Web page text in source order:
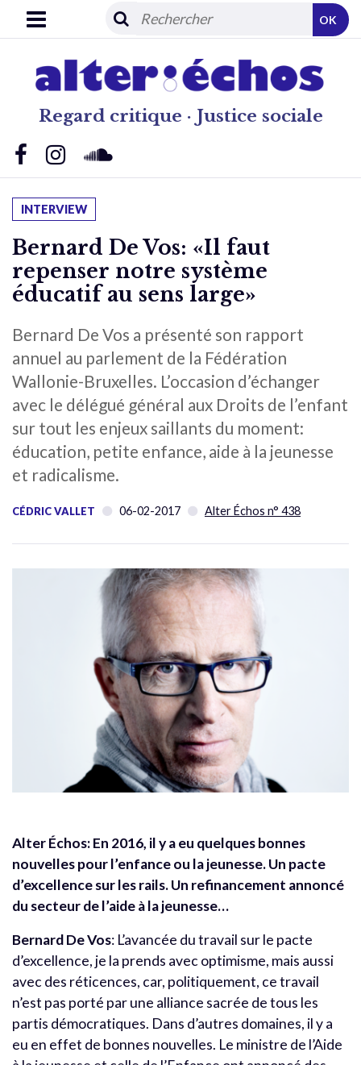
Regard critique · Justice sociale
OK
INTERVIEW
Bernard De Vos: «Il faut
repenser notre système
éducatif au sens large»
Bernard De Vos a présenté son rapport
annuel au parlement de la Fédération
Wallonie-Bruxelles. L’occasion d’échanger
avec le délégué général aux Droits de l’enfant
sur tout les enjeux saillants du moment:
éducation, petite enfance, aide à la jeunesse
et radicalisme.
CÉDRIC VALLET 06-02-2017 Alter Échos n° 438
Alter Échos: En 2016, il y a eu quelques bonnes
nouvelles pour l’enfance ou la jeunesse. Un pacte
d’excellence sur les rails. Un refinancement annoncé
du secteur de l’aide à la jeunesse…
Bernard De Vos: L’avancée du travail sur le pacte
d’excellence, je la prends avec optimisme, mais aussi
avec des réticences, car, politiquement, ce travail
n’est pas porté par une alliance sacrée de tous les
partis démocratiques. Dans d’autres domaines, il y a
eu en effet de bonnes nouvelles. Le ministre de l’Aide